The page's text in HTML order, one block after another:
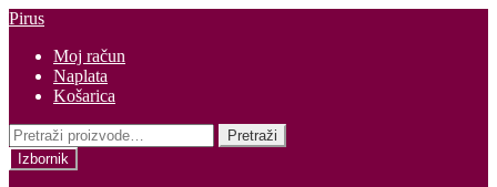
Preskoči
navigaciju
Skoči
sadržaja
Pirus
Moj račun
Naplata
Košarica
Pretraži:
Pretraži
Izbornik